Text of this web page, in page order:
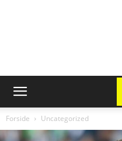
Forside Uncategorized